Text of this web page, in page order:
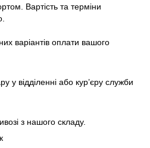
Вартість та терміни
варіантів оплати вашого
у відділенні або кур’єру служби
з нашого складу.